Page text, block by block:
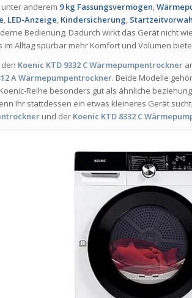
anderem 9 kg Fassungsvermögen,
, LED-Anzeige, Kindersicherung,
Bedienung. Dadurch wirkt das Gerät nicht
im Alltag spürbar mehr Komfort und Volumen
Koenic KTD 9332 C Wärmepumpentrockner
A Wärmepumpentrockner. Beide Modelle
Reihe besonders gut als ähnliche
Ihr stattdessen ein etwas kleineres Gerät
und der Koenic KTD 8332 C